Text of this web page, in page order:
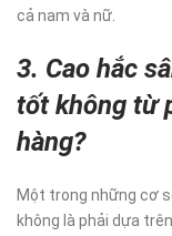
cả nam và nữ.
3. Cao hắc
tốt không từ
hàng?
Một trong những cơ
không là phải dựa